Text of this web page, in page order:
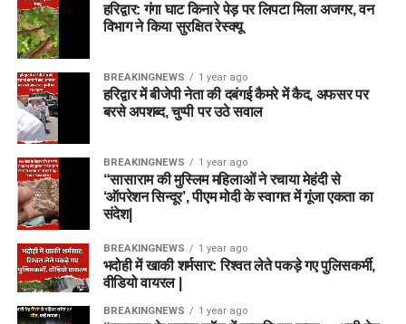
हरिद्वार: गंगा घाट किनारे पेड़ पर लिपटा मिला अजगर, वन
विभाग ने किया सुरक्षित रेस्क्यू
BREAKINGNEWS 1 year ago
हरिद्वार में बीजेपी नेता की दबंगई कैमरे में कैद, अफसर पर
बरसे अपशब्द, चुप्पी पर उठे सवाल
BREAKINGNEWS 1 year ago
“सासाराम की मुस्लिम महिलाओं ने रचाया मेहंदी से
‘ऑपरेशन सिन्दूर’, पीएम मोदी के स्वागत में गूंजा एकता का
संदेश|
BREAKINGNEWS 1 year ago
भदोही में खाकी शर्मसार: रिश्वत लेते पकड़े गए पुलिसकर्मी,
वीडियो वायरल |
BREAKINGNEWS 1 year ago